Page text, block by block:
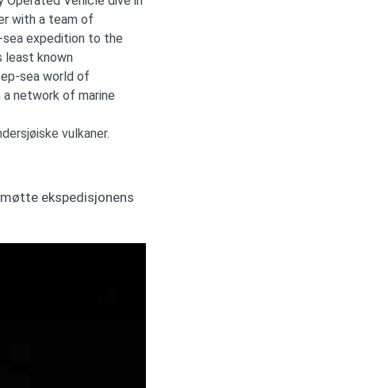
vulkaner.
ekspedisjonens